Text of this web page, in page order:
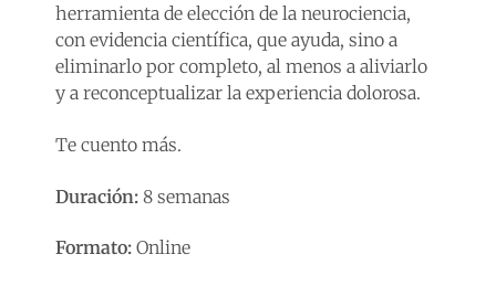
herramienta de elección de la neurociencia,
con evidencia científica, que ayuda, sino a
eliminarlo por completo, al menos a aliviarlo
y a reconceptualizar la experiencia dolorosa.
Te cuento más.
Duración: 8 semanas
Formato: Online